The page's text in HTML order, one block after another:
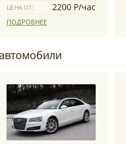
ЦЕНА ОТ: 2200 Р/час
ПОДРОБНЕЕ